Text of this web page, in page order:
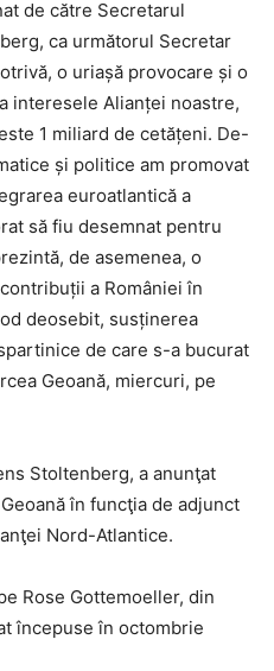
de către Secretarul
ca următorul Secretar
o uriașă provocare și o
interesele Alianței noastre,
1 miliard de cetățeni. De-
și politice am promovat
euroatlantică a
să fiu desemnat pentru
de asemenea, o
a României în
deosebit, susținerea
de care s-a bucurat
Geoană, miercuri, pe
Stoltenberg, a anunţat
în funcţia de adjunct
Nord-Atlantice.
Rose Gottemoeller, din
începuse în octombrie